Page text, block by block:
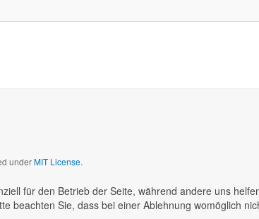
underMIT License.
für den Betrieb der Seite, während andere uns
beachten Sie, dass bei einer Ablehnung womöglich